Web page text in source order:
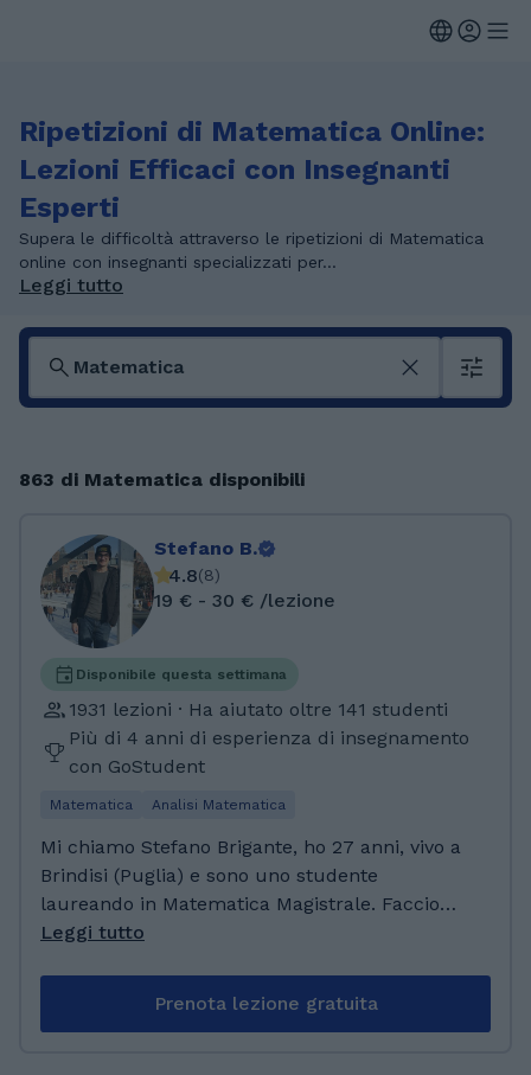
Ripetizioni di Matematica Online:
Lezioni Efficaci con Insegnanti
Esperti
Supera le difficoltà attraverso le ripetizioni di Matematica
online con insegnanti specializzati per...
Leggi tutto
863 di Matematica disponibili
Stefano B.
4.8(8)
19 € - 30 € /lezione
Disponibile questa settimana
1931 lezioni · Ha aiutato oltre 141 studenti
Più di 4 anni di esperienza di insegnamento
con GoStudent
Matematica Analisi Matematica
Mi chiamo Stefano Brigante, ho 27 anni, vivo a
Brindisi (Puglia) e sono uno studente
laureando in Matematica Magistrale. Faccio
ripetizioni di Matematica e Fisica da sei anni,
Leggi tutto
Prenota lezione gratuita